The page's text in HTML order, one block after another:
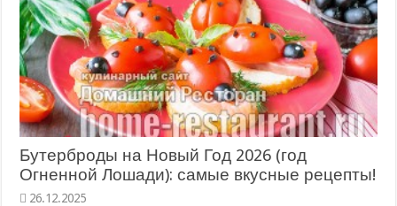
Бутерброды на Новый Год 2026 (год
Огненной Лошади): самые вкусные рецепты!
26.12.2025